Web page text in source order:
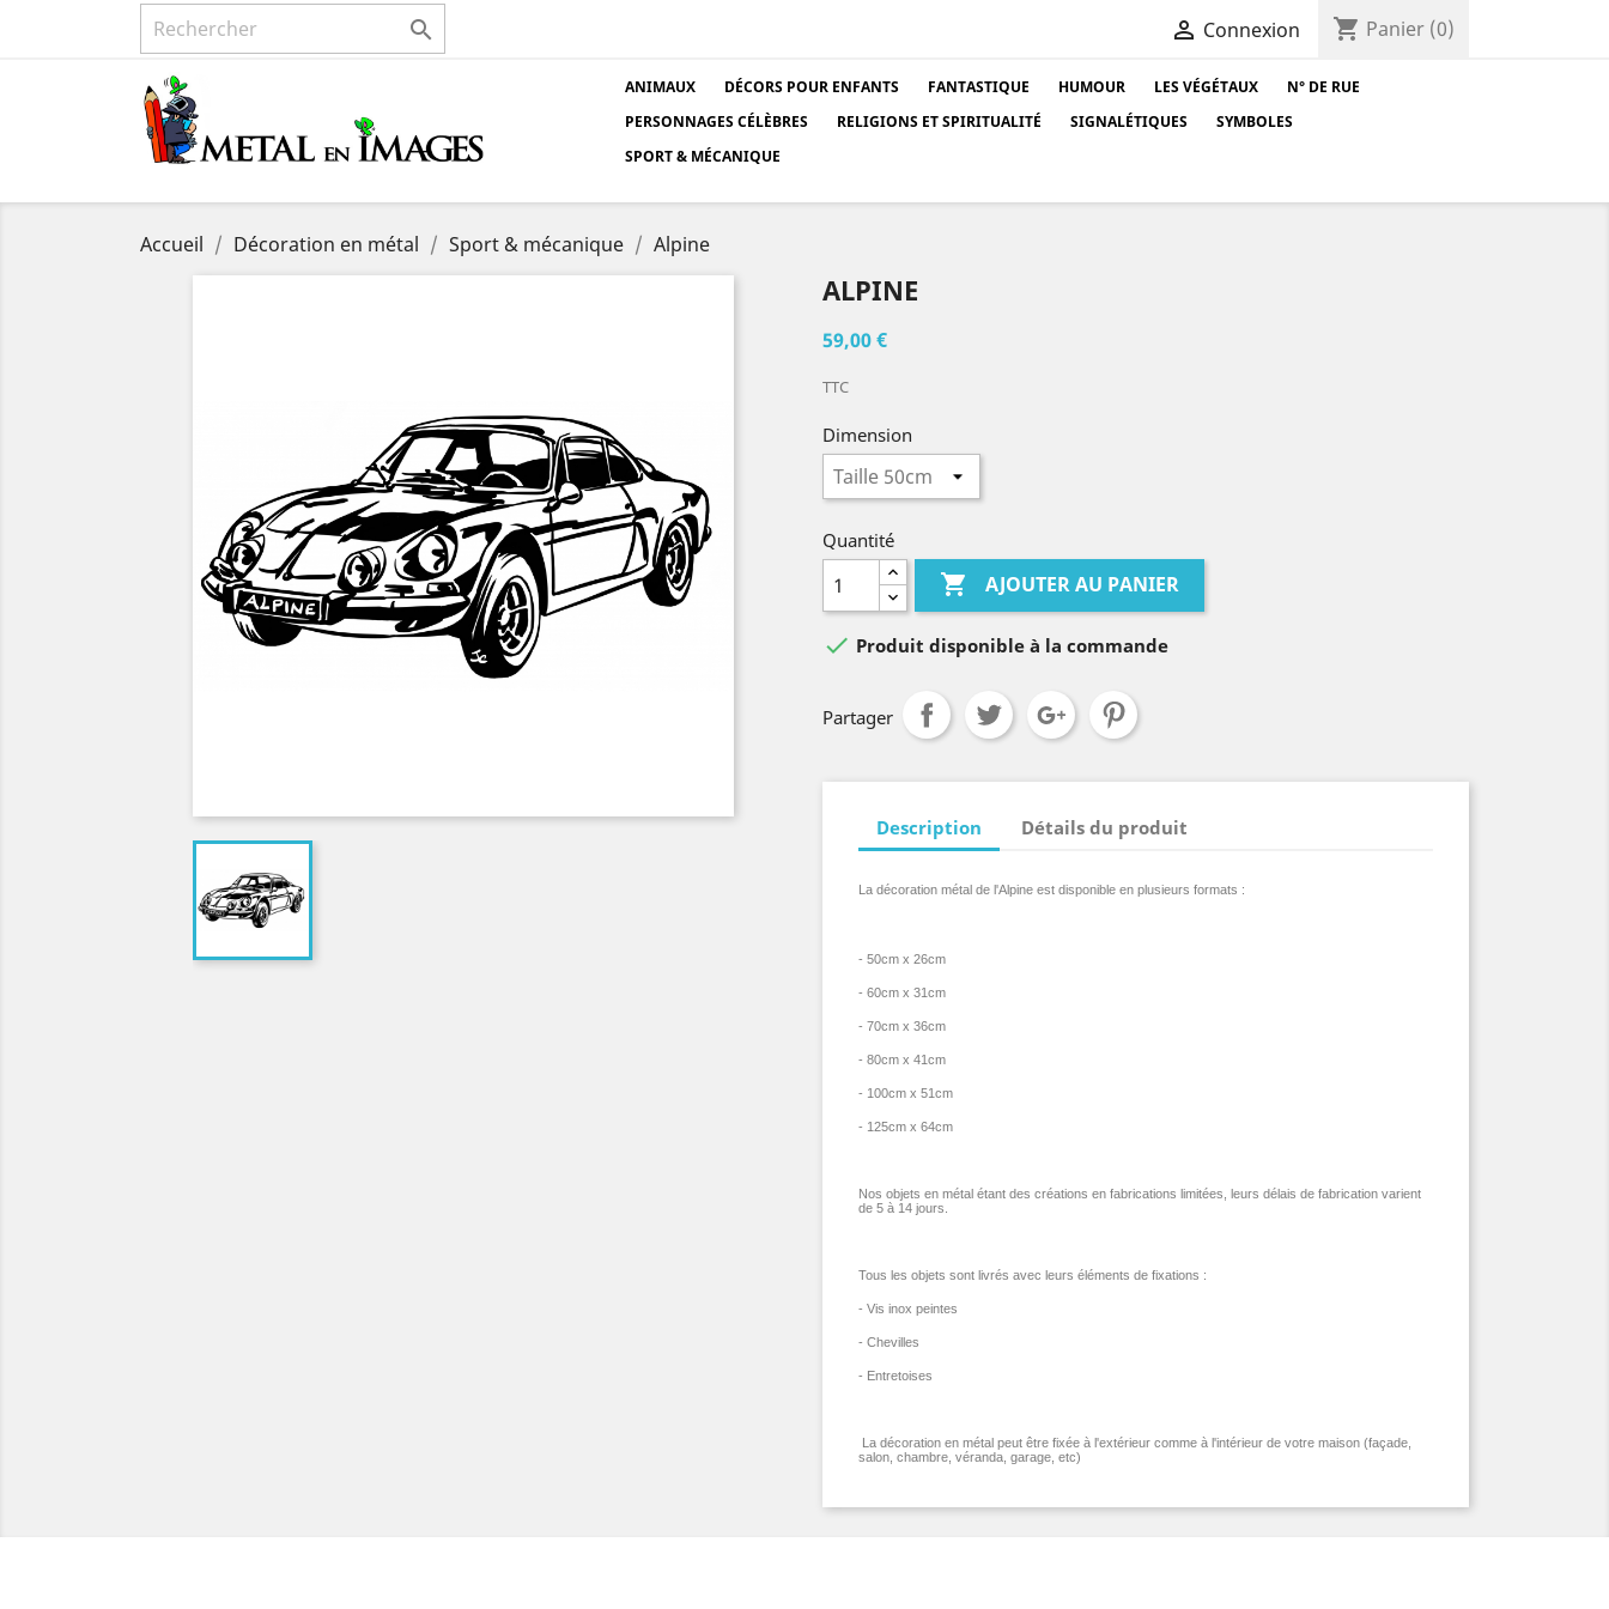
  Connexion shopping_cart Panier (0)
ANIMAUX DÉCORS POUR ENFANTS FANTASTIQUE HUMOUR LES VÉGÉTAUX
N° DE RUE
PERSONNAGES CÉLÈBRES
RELIGIONS ET SPIRITUALITÉ SIGNALÉTIQUES
SYMBOLES
SPORT & MÉCANIQUE
Accueil Décoration en métal Sport & mécanique Alpine
ALPINE
59,00 €
TTC
Dimension
Quantité
 AJOUTER AU PANIER
 Produit disponible à la commande
Partager
Description Détails du produit
La décoration métal de l'Alpine est disponible en plusieurs formats :
- 50cm x 26cm
- 60cm x 31cm
- 70cm x 36cm
- 80cm x 41cm
- 100cm x 51cm
- 125cm x 64cm
Nos objets en métal étant des créations en fabrications limitées, leurs délais de fabrication varient
de 5 à 14 jours.
Tous les objets sont livrés avec leurs éléments de fixations :
- Vis inox peintes
- Chevilles
- Entretoises
La décoration en métal peut être fixée à l'extérieur comme à l'intérieur de votre maison (façade,
salon, chambre, véranda, garage, etc)